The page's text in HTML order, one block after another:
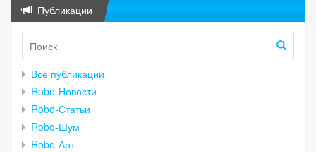
Публикации
Все публикации
Robo-Новости
Robo-Статьи
Robo-Шум
Robo-Арт